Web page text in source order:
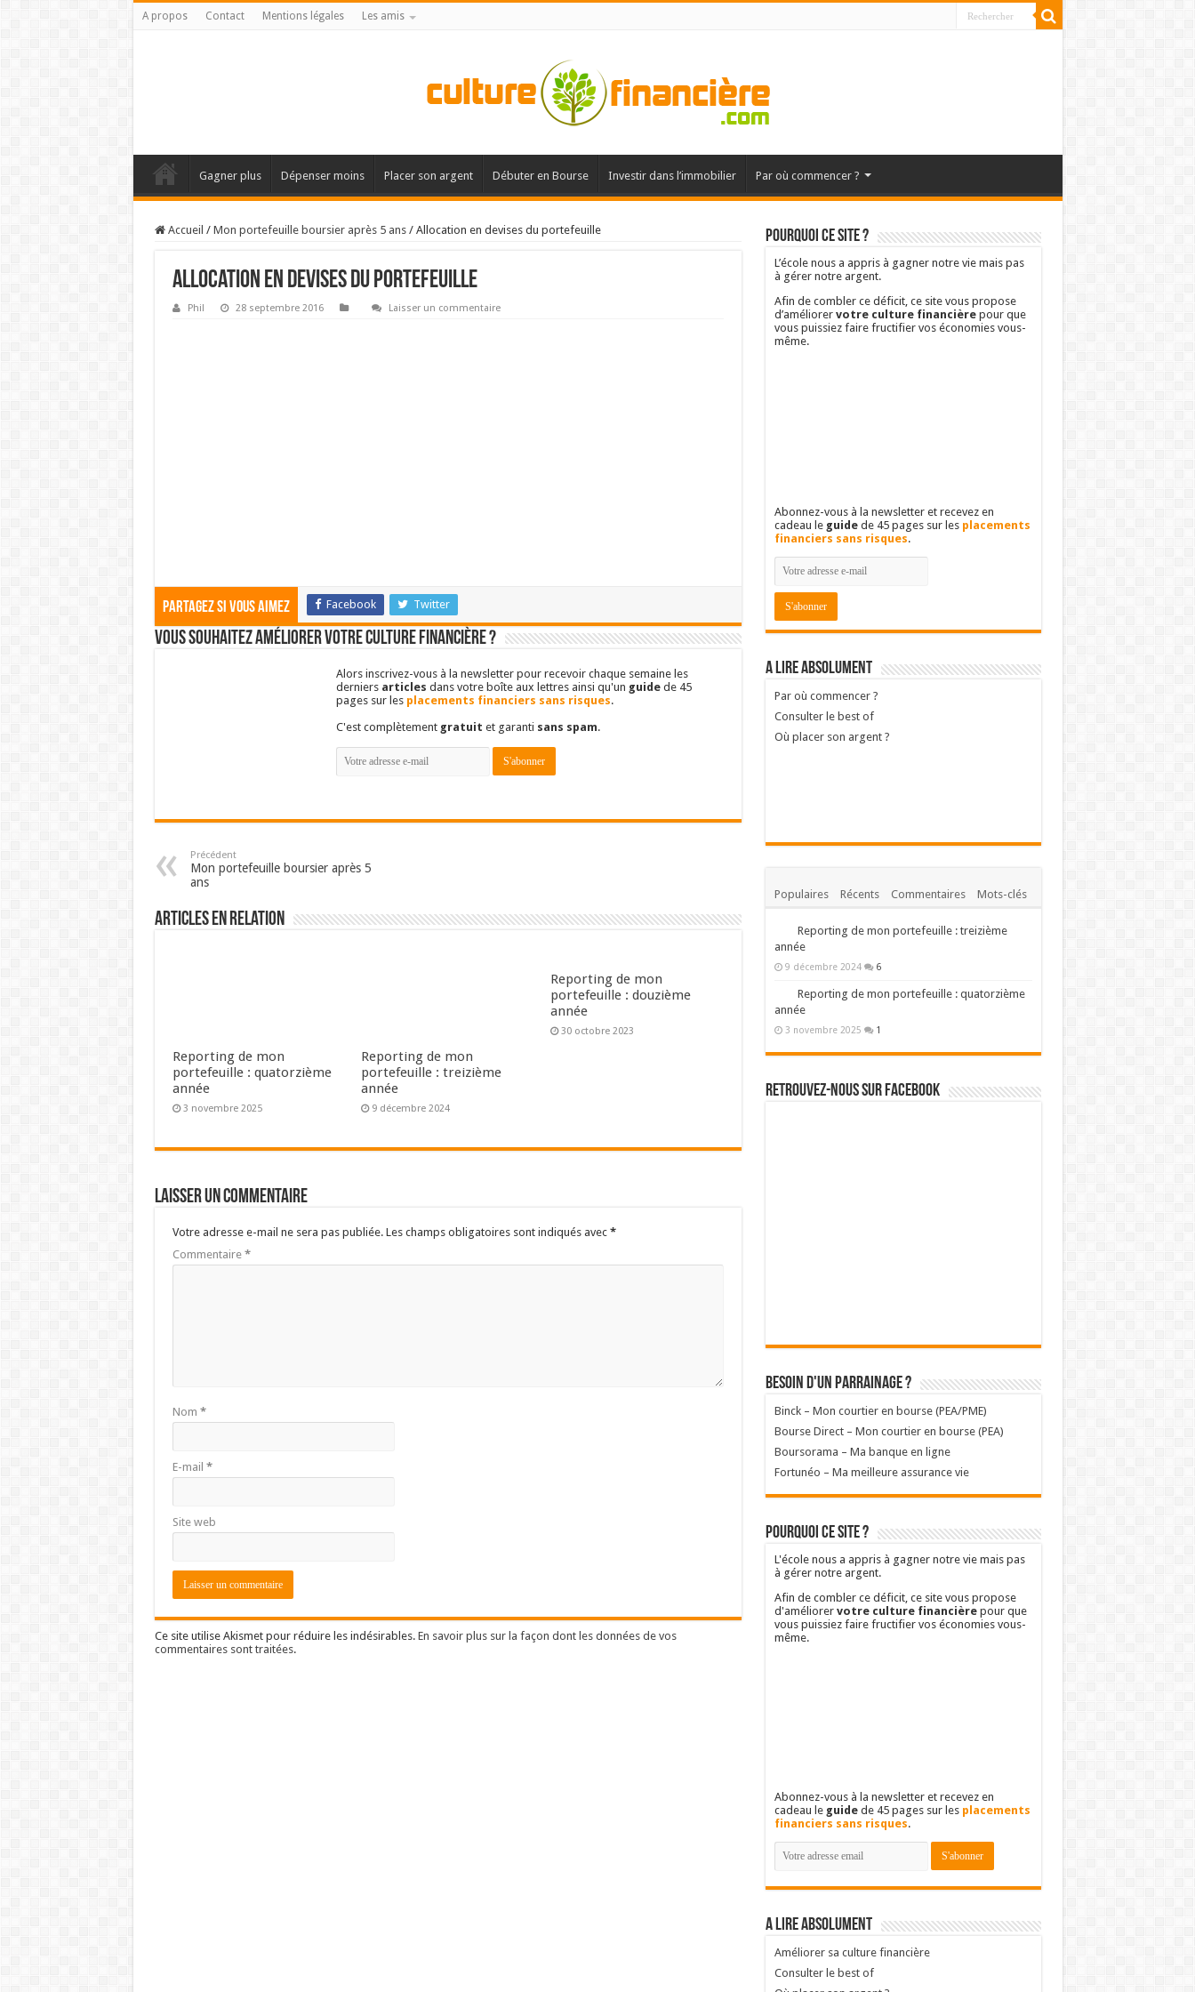
A propos Contact Mentions légales Les amis
Gagner plus Dépenser moins Placer son argent Débuter en Bourse Investir dans l’immobilier Par où commencer ?
Accueil / Mon portefeuille boursier après 5 ans / Allocation en devises du portefeuille
Allocation en devises du portefeuille
Phil 28 septembre 2016 Laisser un commentaire
Partagez si vous aimez Facebook Twitter
Vous souhaitez améliorer votre culture financière ?
Alors inscrivez-vous à la newsletter pour recevoir chaque semaine les
derniers articles dans votre boîte aux lettres ainsi qu'un guidede 45
pages sur les placements financiers sans risques.
C'est complètement gratuit et garanti sans spam.
Précédent
Mon portefeuille boursier après 5
ans
Articles en relation
Reporting de mon
portefeuille : quatorzième
année
3 novembre 2025
Reporting de mon
portefeuille : treizième
année
9 décembre 2024
Reporting de mon
portefeuille : douzième
année
30 octobre 2023
Laisser un commentaire
Votre adresse e-mail ne sera pas publiée. Les champs obligatoires sont indiqués avec *
Commentaire *
Nom *
E-mail *
Site web
Ce site utilise Akismet pour réduire les indésirables. En savoir plus sur la façon dont les données de vos
commentaires sont traitées.
Pourquoi ce site ?
L’école nous a appris à gagner notre vie mais pas
à gérer notre argent.
Afin de combler ce déficit, ce site vous propose
d’améliorer votre culture financièrepour que
vous puissiez faire fructifier vos économies vous-
même.
Abonnez-vous à la newsletter et recevez en
cadeau le guidede 45 pages sur les placements
financiers sans risques.
A lire absolument
Par où commencer ?
Consulter le best of
Où placer son argent ?
Populaires Récents Commentaires Mots-clés
Reporting de mon portefeuille : treizième
année
9 décembre 2024 6
Reporting de mon portefeuille : quatorzième
année
3 novembre 2025 1
Retrouvez-nous sur Facebook
Besoin d'un parrainage ?
Binck – Mon courtier en bourse (PEA/PME)
Bourse Direct – Mon courtier en bourse (PEA)
Boursorama – Ma banque en ligne
Fortunéo – Ma meilleure assurance vie
Pourquoi ce site ?
L'école nous a appris à gagner notre vie mais pas
à gérer notre argent.
Afin de combler ce déficit, ce site vous propose
d'améliorer votre culture financièrepour que
vous puissiez faire fructifier vos économies vous-
même.
Abonnez-vous à la newsletter et recevez en
cadeau le guidede 45 pages sur les placements
financiers sans risques.
A lire absolument
Améliorer sa culture financière
Consulter le best of